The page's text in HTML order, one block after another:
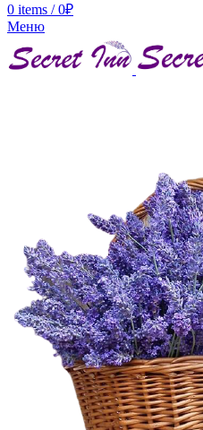
0 items / 0₽
Меню